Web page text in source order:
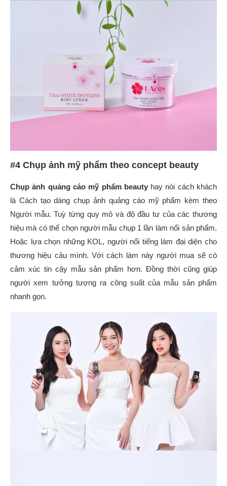
#4 Chụp ảnh mỹ phẩm theo concept beauty
Chụp ảnh quảng cáo mỹ phẩm beautyhay nói cách khách
là Cách tạo dáng chụp ảnh quảng cáo mỹ phẩm kèm theo
Người mẫu. Tuỳ từng quy mô và độ đầu tư của các thương
hiệu mà có thể chọn người mẫu chụp 1 lần làm nổi sản phẩm.
Hoặc lựa chọn những KOL, người nổi tiếng làm đại diện cho
thương hiệu cảu mình. Với cách làm này người mua sẽ có
cảm xúc tin cậy mẫu sản phẩm hơn. Đồng thời cũng giúp
người xem tưởng tượng ra công suất của mẫu sản phẩm
nhanh gọn.